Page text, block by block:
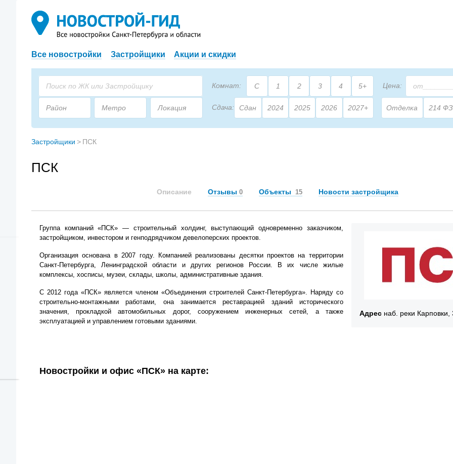
Все новостройки Застройщики Акции и скидки
Комнат: С 1 2 3 4 5+ Цена:
Район Метро Локация Сдача: Сдан 2024 2025 2026 2027+ Отделка 214 ФЗ
2
Застройщики > ПСК
ПСК
Описание Отзывы 0 Объекты 15 Новости застройщика
Адрес наб. реки Карповки,
Группа компаний «ПСК» — строительный холдинг, выступающий одновременно заказчиком,
застройщиком, инвестором и генподрядчиком девелоперских проектов.
Организация основана в 2007 году. Компанией реализованы десятки проектов на территории
Санкт‐Петербурга, Ленинградской области и других регионов России. В их числе жилые
комплексы, хосписы, музеи, склады, школы, административные здания.
С 2012 года «ПСК» является членом «Объединения строителей Санкт-Петербурга». Наряду со
строительно-монтажными работами, она занимается реставрацией зданий исторического
значения, прокладкой автомобильных дорог, сооружением инженерных сетей, а также
эксплуатацией и управлением готовыми зданиями.
Новостройки и офис «ПСК» на карте: